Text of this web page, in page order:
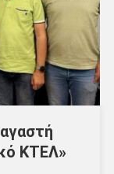
ΚΤΕΛ»